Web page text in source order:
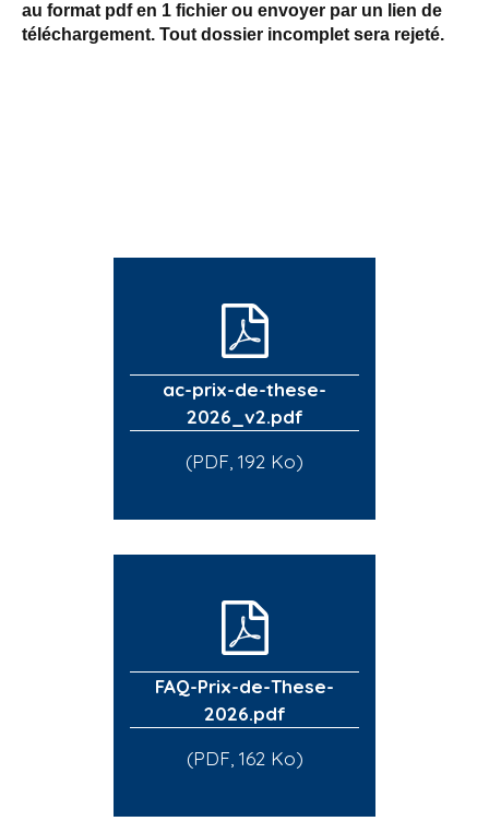
au format pdf en 1 fichier ou envoyer par un lien de
téléchargement. Tout dossier incomplet sera rejeté.
ac-prix-de-these-
2026_v2.pdf
(PDF, 192 Ko)
FAQ-Prix-de-These-
2026.pdf
(PDF, 162 Ko)